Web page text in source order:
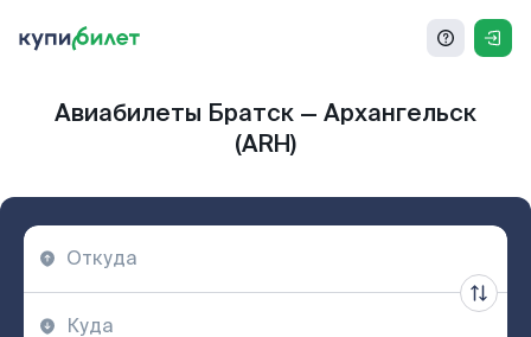
Авиабилеты Братск — Архангельск
(ARH)